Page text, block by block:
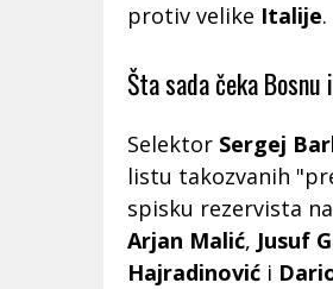
protiv velike Italije.
Šta sada čeka Bosnu
Selektor Sergej
listu takozvanih
spisku rezervista
Arjan Malić, Jusuf
Hajradinović i